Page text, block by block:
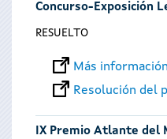
Concurso-Exposición
RESUELTO
Más
Resolución del
IX Premio Atlante del